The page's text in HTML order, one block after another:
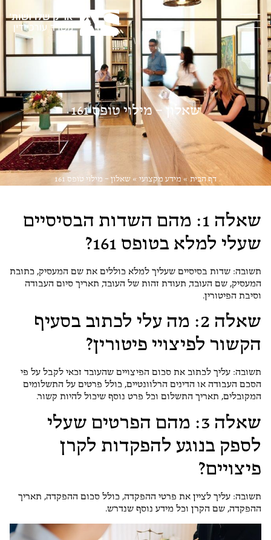
שאלון – מילוי טופס 161
דף הבית » מידע מקצועי » שאלון – מילוי טופס 161
שאלה 1: מהם השדות הבסיסיים
שעלי למלא בטופס 161?
תשובה: שדות בסיסיים שעליך למלא כוללים את שם המעסיק, כתובת
המעסיק, שם העובד, תעודת זהות של העובד, תאריך סיום העבודה
וסיבת הפיטורין.
שאלה 2: מה עלי לכתוב בסעיף
הקשור לפיצויי פיטורין?
תשובה: עליך לכתוב את סכום הפיצויים שהעובד זכאי לקבל על פי
הסכם העבודה או הדינים הרלוונטיים, כולל פרטים על התשלומים
המקובלים, תאריך התשלום וכל פרט נוסף שיכול להיות קשור.
שאלה 3: מהם הפרטים שעלי
לספק בנוגע להפקדות לקרן
פיצויים?
תשובה: עליך לציין את פרטי ההפקדה, כולל סכום ההפקדה, תאריך
ההפקדה, שם הקרן וכל מידע נוסף שנדרש.